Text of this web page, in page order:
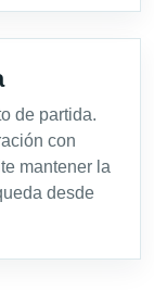
de partida.
con
mantener la
desde